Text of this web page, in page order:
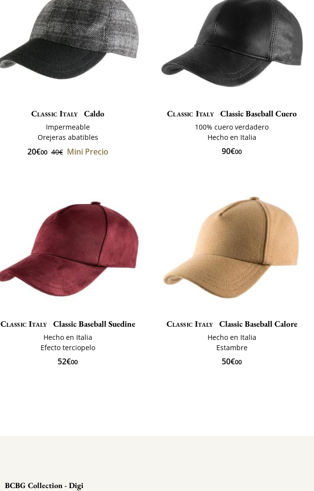
Classic Italy Caldo
Impermeable
Orejeras abatibles
20€00 40€ Mini Precio
Classic Italy Classic Baseball Cuero
100% cuero verdadero
Hecho en Italia
90€00
Classic Italy Classic Baseball Suedine
Hecho en Italia
Efecto terciopelo
52€00
Classic Italy Classic Baseball Calore
Hecho en Italia
Estambre
50€00
BCBG Collection - Digi